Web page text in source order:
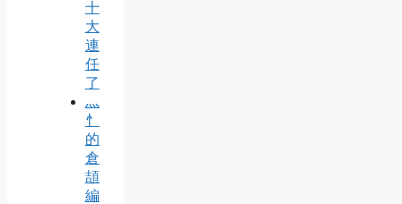
十
大
連
任
了
灬
忄
的
倉
頡
編